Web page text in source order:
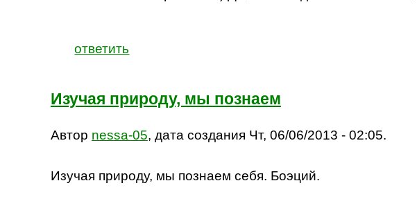
ответить
Изучая природу, мы познаем
Автор nessa-05, дата создания Чт, 06/06/2013 - 02:05.
Изучая природу, мы познаем себя. Боэций.